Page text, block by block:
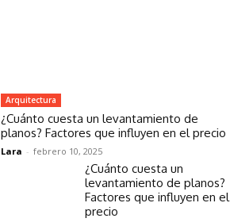
Arquitectura
¿Cuánto cuesta un levantamiento de
planos? Factores que influyen en el precio
Lara - febrero 10, 2025
¿Cuánto cuesta un
levantamiento de planos?
Factores que influyen en el
precio